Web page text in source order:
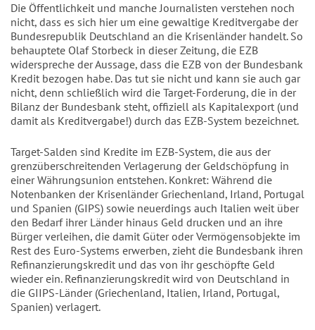
Die Öffentlichkeit und manche Journalisten verstehen noch
nicht, dass es sich hier um eine gewaltige Kreditvergabe der
Bundesrepublik Deutschland an die Krisenländer handelt. So
behauptete Olaf Storbeck in dieser Zeitung, die EZB
widerspreche der Aussage, dass die EZB von der Bundesbank
Kredit bezogen habe. Das tut sie nicht und kann sie auch gar
nicht, denn schließlich wird die Target-Forderung, die in der
Bilanz der Bundesbank steht, offiziell als Kapitalexport (und
damit als Kreditvergabe!) durch das EZB-System bezeichnet.
Target-Salden sind Kredite im EZB-System, die aus der
grenzüberschreitenden Verlagerung der Geldschöpfung in
einer Währungsunion entstehen. Konkret: Während die
Notenbanken der Krisenländer Griechenland, Irland, Portugal
und Spanien (GIPS) sowie neuerdings auch Italien weit über
den Bedarf ihrer Länder hinaus Geld drucken und an ihre
Bürger verleihen, die damit Güter oder Vermögensobjekte im
Rest des Euro-Systems erwerben, zieht die Bundesbank ihren
Refinanzierungskredit und das von ihr geschöpfte Geld
wieder ein. Refinanzierungskredit wird von Deutschland in
die GIIPS-Länder (Griechenland, Italien, Irland, Portugal,
Spanien) verlagert.